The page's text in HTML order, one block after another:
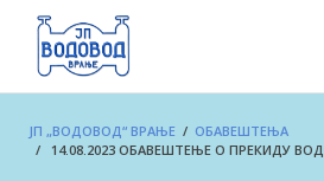
ЈП „ВОДОВОД“ ВРАЊЕ / ОБАВЕШТЕЊА
/ 14.08.2023 ОБАВЕШТЕЊЕ О ПРЕКИДУ